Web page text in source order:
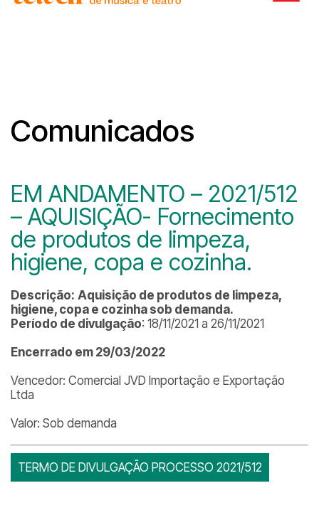
Comunicados
EM ANDAMENTO – 2021/512
– AQUISIÇÃO- Fornecimento
de produtos de limpeza,
higiene, copa e cozinha.
Descrição: Aquisição de produtos de limpeza,
higiene, copa e cozinha sob demanda.
Período de divulgação: 18/11/2021 a 26/11/2021
Encerrado em 29/03/2022
Vencedor: Comercial JVD Importação e Exportação
Ltda
Valor: Sob demanda
TERMO DE DIVULGAÇÃO PROCESSO 2021/512